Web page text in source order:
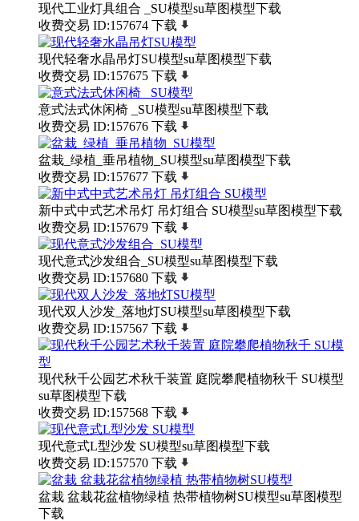
现代工业灯具组合 _SU模型su草图模型下载
收费交易 ID:157674 下载
现代轻奢水晶吊灯SU模型su草图模型下载
收费交易 ID:157675 下载
意式法式休闲椅 _SU模型su草图模型下载
收费交易 ID:157676 下载
盆栽_绿植_垂吊植物_SU模型su草图模型下载
收费交易 ID:157677 下载
新中式中式艺术吊灯 吊灯组合 SU模型su草图模型下载
收费交易 ID:157679 下载
现代意式沙发组合_SU模型su草图模型下载
收费交易 ID:157680 下载
现代双人沙发_落地灯SU模型su草图模型下载
收费交易 ID:157567 下载
现代秋千公园艺术秋千装置 庭院攀爬植物秋千 SU模型
su草图模型下载
收费交易 ID:157568 下载
现代意式L型沙发 SU模型su草图模型下载
收费交易 ID:157570 下载
盆栽 盆栽花盆植物绿植 热带植物树SU模型su草图模型
下载